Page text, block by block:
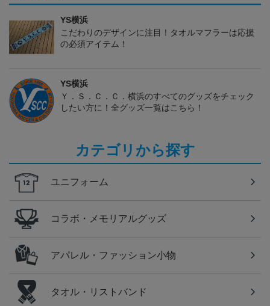
YS横浜
こだわりのデザインに注目！タオルマフラーは応援
の必須アイテム！
YS横浜
Ｙ．Ｓ．Ｃ．Ｃ．横浜のすべてのグッズをチェック
したい方に！全グッズ一覧はこちら！
カテゴリから探す
ユニフォーム
コラボ・メモリアルグッズ
アパレル・ファッション小物
タオル・リストバンド